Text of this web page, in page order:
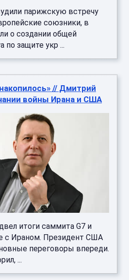
парижскую встречу
союзники, в
о создании общей
защите укр ...
// Дмитрий
войны Ирана и США
итоги саммита G7 и
с Ираном. Президент США
переговоры впереди.
...